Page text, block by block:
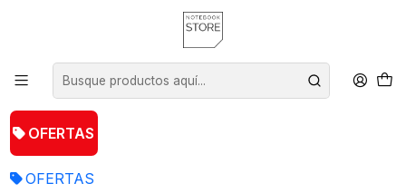
OFERTAS
OFERTAS